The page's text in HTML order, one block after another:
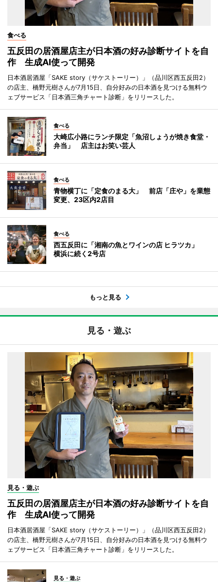
食べる
五反田の居酒屋店主が日本酒の好み診断サイトを自
作 生成AI使って開発
日本酒居酒屋「SAKE story（サケストーリー）」（品川区西五反田2）
の店主、橋野元樹さんが7月15日、自分好みの日本酒を見つける無料ウ
ェブサービス「日本酒三角チャート診断」をリリースした。
食べる
大崎広小路にランチ限定「魚沼しょうが焼き食堂・
弁当」 店主はお笑い芸人
食べる
青物横丁に「定食のまる大」 前店「庄や」を業態
変更、23区内2店目
食べる
西五反田に「湘南の魚とワインの店 ヒラツカ」
横浜に続く2号店
もっと見る
見る・遊ぶ
見る・遊ぶ
五反田の居酒屋店主が日本酒の好み診断サイトを自
作 生成AI使って開発
日本酒居酒屋「SAKE story（サケストーリー）」（品川区西五反田2）
の店主、橋野元樹さんが7月15日、自分好みの日本酒を見つける無料ウ
ェブサービス「日本酒三角チャート診断」をリリースした。
見る・遊ぶ